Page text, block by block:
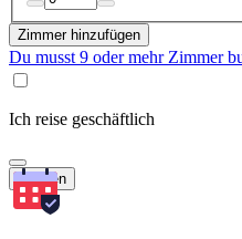
Zimmer hinzufügen
Du musst 9 oder mehr Zimmer
Ich reise geschäftlich
Suchen